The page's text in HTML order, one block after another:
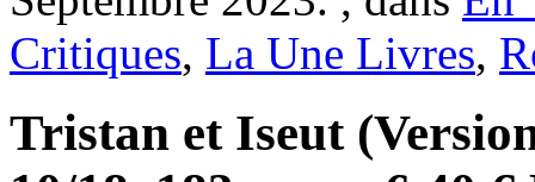
Critiques, La Une Livres,
Tristan et Iseut